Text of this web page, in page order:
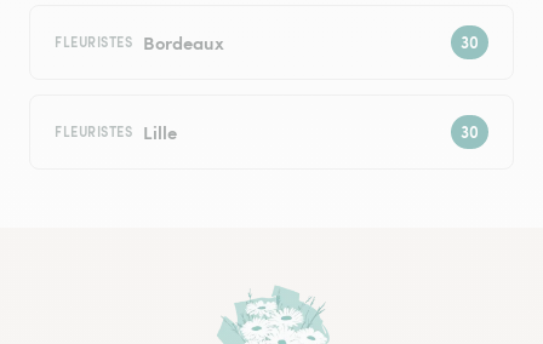
FLEURISTES Bordeaux
FLEURISTES Lille